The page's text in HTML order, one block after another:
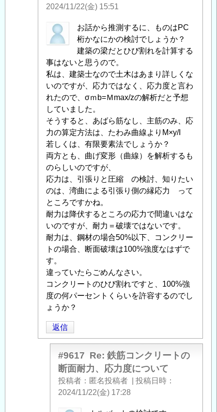
力、
」
2024/11/22(金) 15:51
匿
名
稿
者
に
よ
る
「 Re:
鉄
筋
コ
ン
ク
リ
ー
ト
の
断
面
耐
力、
応
力
度
つ
い
」
お話から推測するに、ものはPC
桁かなにかの検討でしょうか？
建築の梁だとひび割れを計算する
事はないと思うので。
私は、建築士なので土木はあまり詳しくな
いのですが、応力ではなく、応力度と言わ
れたので、σｍb=Ｍmax/zの解析だと予想
していました。
そうすると、あばら筋なし、主筋のみ、応
力の算定方法は、たわみ曲線よりM×y/I
若しくは、有限要素法でしょうか？
両方とも、曲げ変形（曲線）を解析するも
のらしいのですが、
応力は、引張りと圧縮 の検討、知りたい
のは、湾曲による引張り側の縁応力 って
ところですかね。
耐力は降伏するところの応力で間違いはな
いのですが、耐力＝破壊ではないです。
耐力は、鋼材の場合50%以下、コンクリー
トの場合、断面破壊は100%強度なはずで
す。
違っていたらごめんなさい。
コンクリートのひび割れですと、100%強
度の何パーセントくらいを許容するのでし
ょうか？
返信
#9617 Re: 鉄筋コンクリートの
断面耐力、応力度について
投稿者 匿名投稿者
投稿日時
2024/11/22(金) 17:28